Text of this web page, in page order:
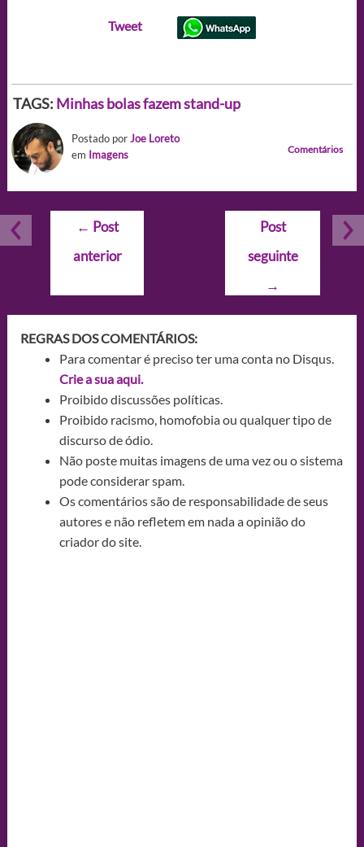
Tweet
TAGS: Minhas bolas fazem stand-up
Postado porJoe Loreto
em Imagens Comentários
Navegação
Post
← Post
anterior
Post
seguinte
→
REGRAS DOS COMENTÁRIOS:
Para comentar é preciso ter uma conta no Disqus.
Crie a sua aqui.
Proibido discussões políticas.
Proibido racismo, homofobia ou qualquer tipo de
discurso de ódio.
Não poste muitas imagens de uma vez ou o sistema
pode considerar spam.
Os comentários são de responsabilidade de seus
autores e não refletem em nada a opinião do
criador do site.